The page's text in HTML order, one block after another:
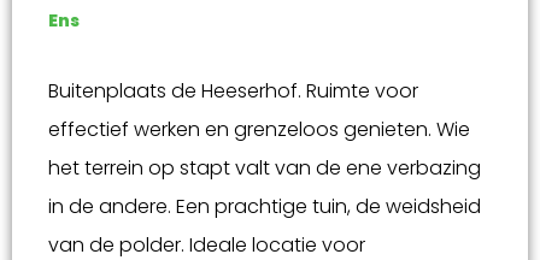
Ens
Buitenplaats de Heeserhof. Ruimte voor
effectief werken en grenzeloos genieten. Wie
het terrein op stapt valt van de ene verbazing
in de andere. Een prachtige tuin, de weidsheid
van de polder. Ideale locatie voor